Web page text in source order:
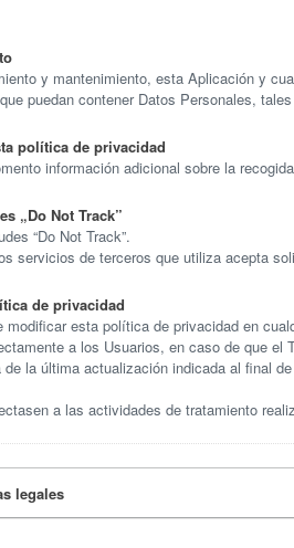
y mantenimiento, esta Aplicación y
puedan contener Datos Personales,
política de privacidad
información adicional sobre la
„Do Not Track”
“Do Not Track”.
servicios de terceros que utiliza acepta
de privacidad
modificar esta política de privacidad en
a los Usuarios, en caso de que
la última actualización indicada al final
a las actividades de tratamiento
legales